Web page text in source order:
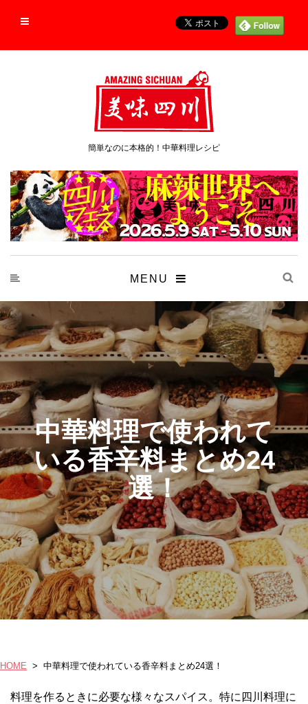
簡単なのに本格的！中華料理レシピ
MENU
中華料理で使われて
いる香辛料まとめ24
選！
HOME > 中華料理で使われている香辛料まとめ24選！
料理を作るときに必要な様々なスパイス。特に四川料理に